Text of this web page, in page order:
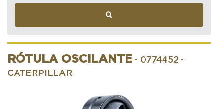
RÓTULA OSCILANTE - 0774452 -
CATERPILLAR